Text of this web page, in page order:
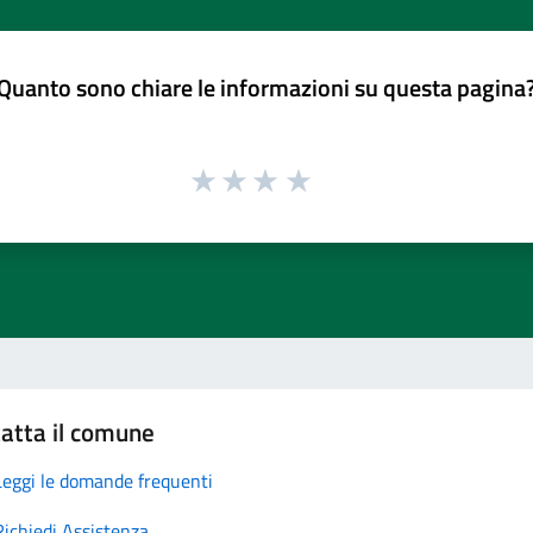
sono chiare le informazioni su questa
il comune
le domande frequenti